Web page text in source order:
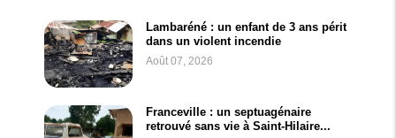
Lambaréné : un enfant de 3 ans périt
dans un violent incendie
Août 07, 2026
Franceville : un septuagénaire
retrouvé sans vie à Saint-Hilaire...